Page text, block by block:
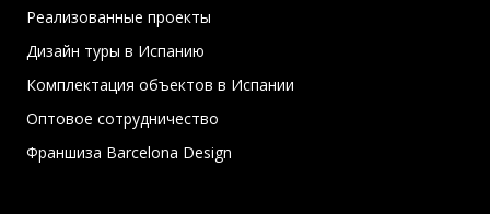
Реализованные проекты
Дизайн туры в Испанию
Комплектация объектов в Испании
Оптовое сотрудничество
Франшиза Barcelona Design